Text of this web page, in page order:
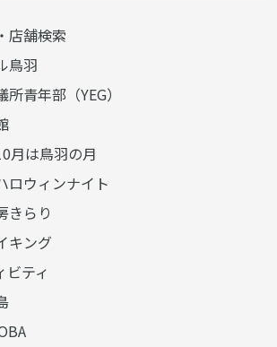
店舗検索
鳥羽
青年部（YEG）
月は鳥羽の月
ロウィンナイト
きらり
キング
ビティ